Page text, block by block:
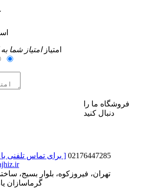
امتیازامتیاز شما
فروشگاه ما را
دنبال کنید
[ برای تماس تلفنی با ما کلیک کنید ] 02176447285
تهران، فیروزکوه، بلوار بسیج،
گرماسازان